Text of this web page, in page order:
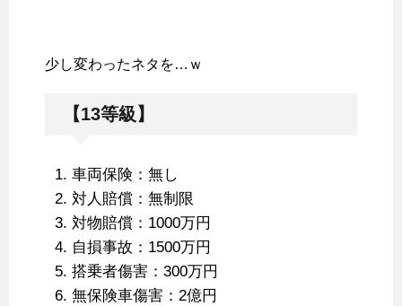
少し変わったネタを…ｗ
【13等級】
車両保険：無し
対人賠償：無制限
対物賠償：1000万円
自損事故：1500万円
搭乗者傷害：300万円
無保険車傷害：2億円